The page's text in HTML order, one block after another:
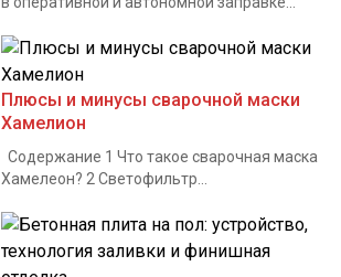
Плюсы и минусы сварочной маски
Хамелион
Содержание 1 Что такое сварочная маска
Хамелеон? 2 Светофильтр...